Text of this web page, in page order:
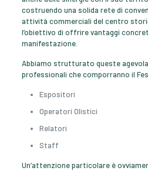
costruendo una solida rete di
attività commerciali del centro
l’obiettivo di offrire vantaggi
manifestazione.
Abbiamo strutturato queste
professionali che comporranno il
Espositori
Operatori Olistici
Relatori
Staff
Un’attenzione particolare è